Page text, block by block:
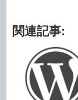
関連記事: